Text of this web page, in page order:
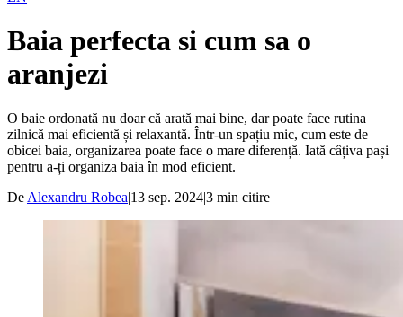
Baia perfecta si cum sa o
aranjezi
O baie ordonată nu doar că arată mai bine, dar poate face rutina
zilnică mai eficientă și relaxantă. Într-un spațiu mic, cum este de
obicei baia, organizarea poate face o mare diferență. Iată câțiva pași
pentru a-ți organiza baia în mod eficient.
De Alexandru Robea|13 sep. 2024|3 min citire